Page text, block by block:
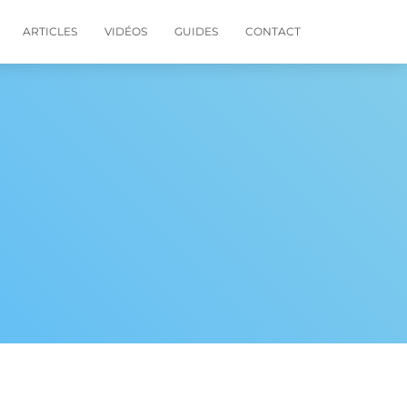
ARTICLES VIDÉOS GUIDES CONTACT